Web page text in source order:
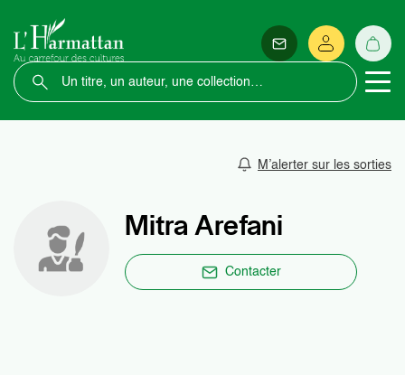
M’alerter sur les sorties
Mitra Arefani
Contacter